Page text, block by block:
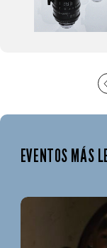
EVENTOS MÁS